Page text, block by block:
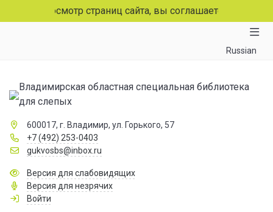
просмотр страниц сайта, вы соглашаетесь с
Russian
Владимирская областная специальная библиотека
для слепых
600017, г. Владимир, ул. Горького, 57
+7 (492) 253-0403
gukvosbs@inbox.ru
Версия для слабовидящих
Версия для незрячих
Войти